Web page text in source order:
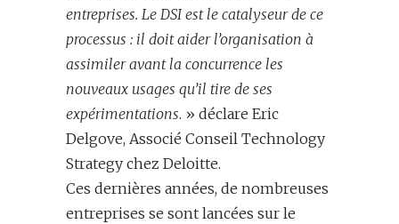
entreprises. Le DSI est le catalyseur de ce
processus : il doit aider l’organisation à
assimiler avant la concurrence les
nouveaux usages qu’il tire de ses
expérimentations. » déclare Eric
Delgove, Associé Conseil Technology
Strategy chez Deloitte.
Ces dernières années, de nombreuses
entreprises se sont lancées sur le